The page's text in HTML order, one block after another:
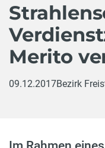
Merito
09.12.2017Bezirk